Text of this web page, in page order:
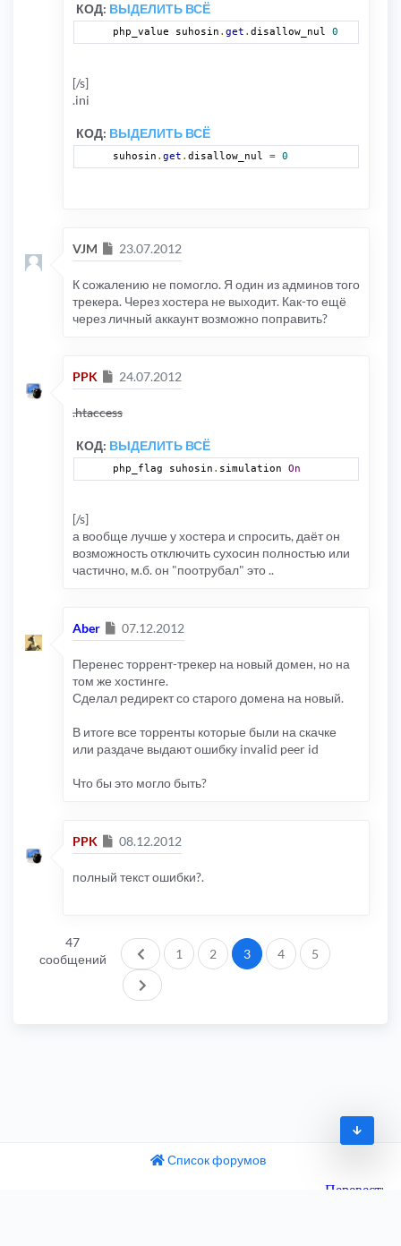
КОД: ВЫДЕЛИТЬ ВСЁ
php_value suhosin . get . disallow_nul 0
[/s]
.ini
КОД: ВЫДЕЛИТЬ ВСЁ
suhosin . get . disallow_nul = 0
VJM Сообщение
23.07.2012
К сожалению не помогло. Я один из админов того
трекера. Через хостера не выходит. Как-то ещё
через личный аккаунт возможно поправить?
PPK Сообщение
24.07.2012
.htaccess
КОД: ВЫДЕЛИТЬ ВСЁ
php_flag suhosin . simulation On
[/s]
а вообще лучше у хостера и спросить, даёт он
возможность отключить сухосин полностью или
частично, м.б. он "поотрубал" это ..
Aber Сообщение
07.12.2012
Перенес торрент-трекер на новый домен, но на
том же хостинге.
Сделал редирект со старого домена на новый.
В итоге все торренты которые были на скачке
или раздаче выдают ошибку invalid peer id
Что бы это могло быть?
PPK Сообщение
08.12.2012
полный текст ошибки?.
47
сообщений
Пред.1 2 3 4
5
След.
Список форумов